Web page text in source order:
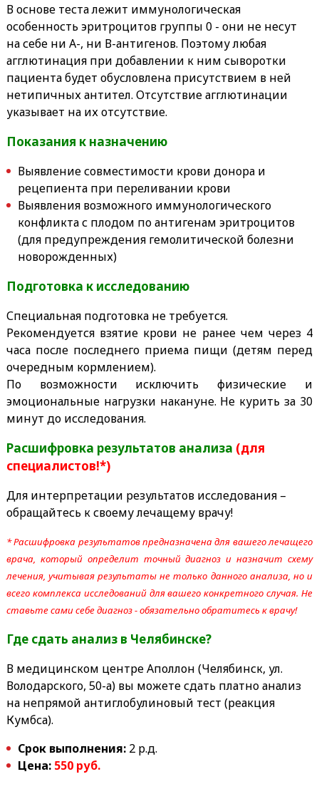
В основе теста лежит иммунологическая
особенность эритроцитов группы 0 - они не несут
на себе ни А-, ни В-антигенов. Поэтому любая
агглютинация при добавлении к ним сыворотки
пациента будет обусловлена присутствием в ней
нетипичных антител. Отсутствие агглютинации
указывает на их отсутствие.
Показания к назначению
Выявление совместимости крови донора и
рецепиента при переливании крови
Выявления возможного иммунологического
конфликта с плодом по антигенам эритроцитов
(для предупреждения гемолитической болезни
новорожденных)
Подготовка к исследованию
Специальная подготовка не требуется.
Рекомендуется взятие крови не ранее чем через 4
часа после последнего приема пищи (детям перед
очередным кормлением).
По возможности исключить физические и
эмоциональные нагрузки накануне. Не курить за 30
минут до исследования.
Расшифровка результатов анализа (для
специалистов!*)
Для интерпретации результатов исследования –
обращайтесь к своему лечащему врачу!
* Расшифровка результатов предназначена для вашего лечащего
врача, который определит точный диагноз и назначит схему
лечения, учитывая результаты не только данного анализа, но и
всего комплекса исследований для вашего конкретного случая. Не
ставьте сами себе диагноз - обязательно обратитесь к врачу!
Где сдать анализ в Челябинске?
В медицинском центре Аполлон (Челябинск, ул.
Володарского, 50-а) вы можете сдать платно анализ
на непрямой антиглобулиновый тест (реакция
Кумбса).
Срок выполнения:2 р.д.
Цена: 550 руб.